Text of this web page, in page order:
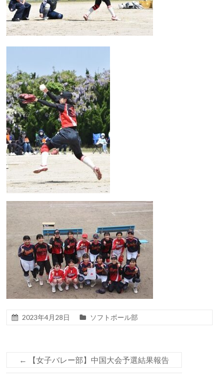
2023年4月28日 ソフトボール部
← 【女子バレー部】中国大会予選結果報告